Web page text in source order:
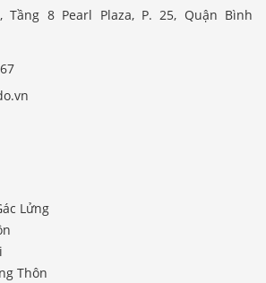
Tầng 8 Pearl Plaza, P. 25, Quận Bình
Lửng
Thôn